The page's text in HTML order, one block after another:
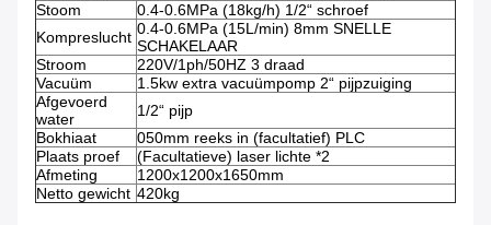
Stoom
0.4-0.6MPa (18kg/h) 1/2“ schroef
Kompreslucht 0.4-0.6MPa (15L/min) 8mm SNELLE
SCHAKELAAR
Stroom
220V/1ph/50HZ 3 draad
Vacuüm
1.5kw extra vacuümpomp 2“ pijpzuiging
Afgevoerd
water
1/2“ pijp
Bokhiaat
050mm reeks in (facultatief) PLC
Plaats proef
(Facultatieve) laser lichte *2
Afmeting
1200x1200x1650mm
Netto gewicht 420kg